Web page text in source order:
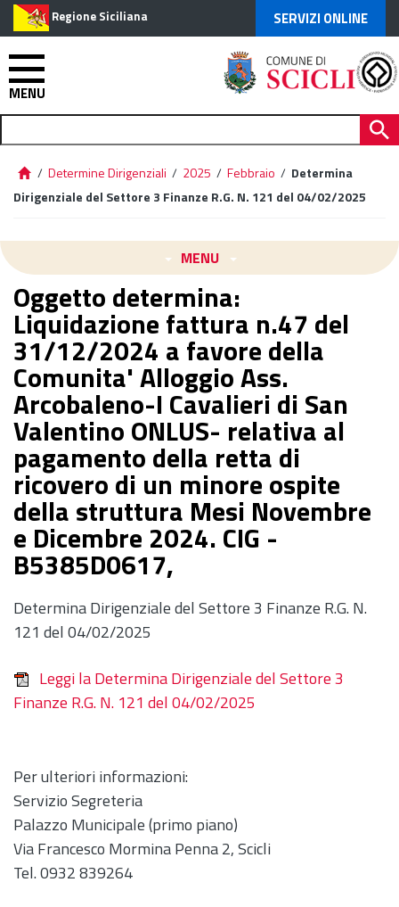
Regione Siciliana SERVIZI ONLINE
MENU
/ Determine Dirigenziali / 2025 / Febbraio / Determina
Dirigenziale del Settore 3 Finanze R.G. N. 121 del 04/02/2025
MENU
Oggetto determina:
Liquidazione fattura n.47 del
31/12/2024 a favore della
Comunita' Alloggio Ass.
Arcobaleno-I Cavalieri di San
Valentino ONLUS- relativa al
pagamento della retta di
ricovero di un minore ospite
della struttura Mesi Novembre
e Dicembre 2024. CIG -
B5385D0617,
Determina Dirigenziale del Settore 3 Finanze R.G. N.
121 del 04/02/2025
Leggi la Determina Dirigenziale del Settore 3
Finanze R.G. N. 121 del 04/02/2025
Per ulteriori informazioni:
Servizio Segreteria
Palazzo Municipale (primo piano)
Via Francesco Mormina Penna 2, Scicli
Tel. 0932 839264